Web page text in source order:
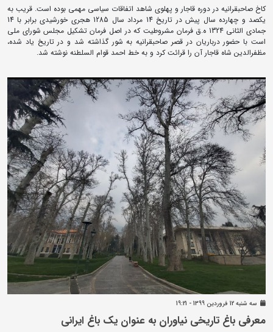
کاخ صاحبقرانیه در دوره قاجار و پهلوی شاهد اتفاقات سیاسی مهمی بوده است. قریب به
یکصد و چهارده سال پیش در تاریخ 14 مرداد سال 1285 هجری خورشیدی برابر با 14
جمادی الثانی 1324 ه.ق فرمان مشروطیت که در اصل فرمان تشکیل مجلس شورای ملی
است با حضور درباریان در قصر صاحبقرانیه به شور گذاشته شد و در تاریخ یاد شده،
مظفرالدین شاه قاجار آن را قرائت کرد و به خط احمد قوام السلطنه نوشته شد.
سه شنبه 12 فروردين 1399 - 19:21
معرفی باغ تاریخی نیاوران به عنوان یک باغ ایرانی